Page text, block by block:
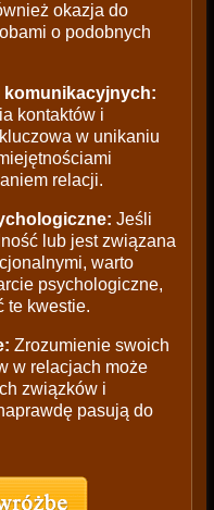
okazja do
o podobnych
komunikacyjnych:
kontaktów i
w unikaniu
relacji.
Jeśli
lub jest związana
warto
psychologiczne,
te kwestie.
Zrozumienie swoich
w relacjach może
związków i
pasują do